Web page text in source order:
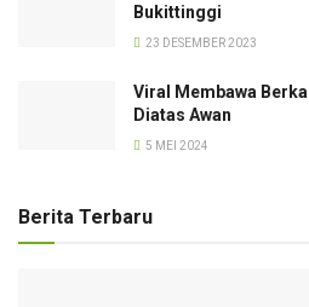
Bukittinggi
23 DESEMBER 2023
Viral Membawa
Diatas Awan
5 MEI 2024
Berita Terbaru